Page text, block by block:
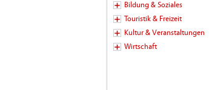
Bildung & Soziales
Touristik & Freizeit
Kultur & Veranstaltungen
Wirtschaft